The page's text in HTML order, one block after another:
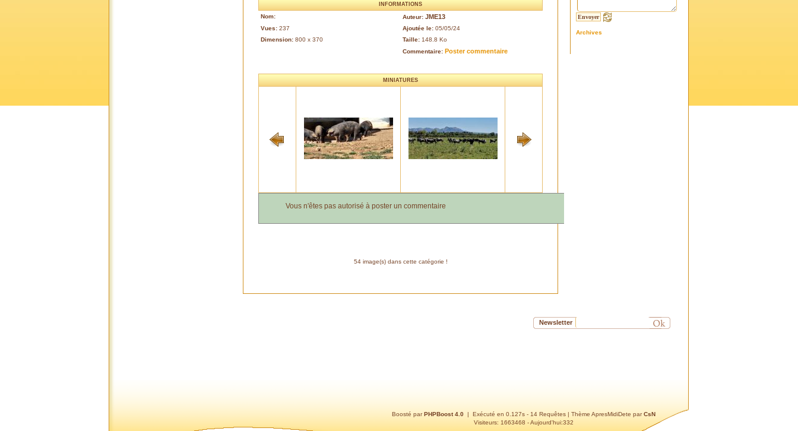
Si tu le peux, le veux, notre
l'Eissame, fait une sortie le
remontée et replacée près du
lieu où elle a été découverte.
Archives
INFORMATIONS
Nom: Auteur: JME13
Vues: 237 Ajoutée le: 05/05/24
Dimension: 800 x 370 Taille: 148.8 Ko
Commentaire: Poster commentaire
MINIATURES
Vous n'êtes pas autorisé à poster un commentaire
54 image(s) dans cette catégorie !
Newsletter
Boosté parPHPBoost 4.0 | Exécuté en 0.127s - 14 Requêtes | Thème ApresMidiDete parCsN
Visiteurs: 1663468 - Aujourd'hui:332